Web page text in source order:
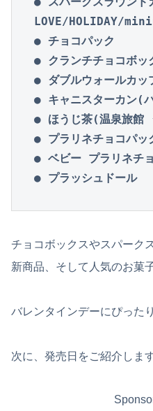
LOVE/HOLIDAY/
● チョコパック
● クランチチョコボッ
● ダブルウォールカッ
● キャニスターカン(
● ほうじ茶(温泉旅館
● プラリネチョコパッ
● ベビー プラリネチ
● プラッシュドール
チョコボックスやスパーク
新商品、そして人気のお菓
バレンタインデーにぴった
次に、発売日をご紹介しま